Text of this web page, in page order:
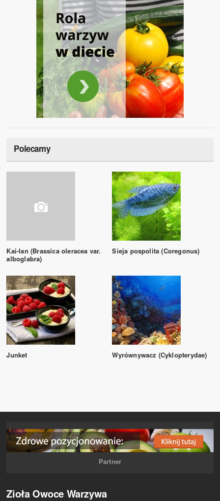
Polecamy
Kai-lan (Brassica oleracea var.
alboglabra)
Sieja pospolita (Coregonus)
Junket Wyrównywacz (Cyklopterydae)
Partner
Zioła Owoce Warzywa